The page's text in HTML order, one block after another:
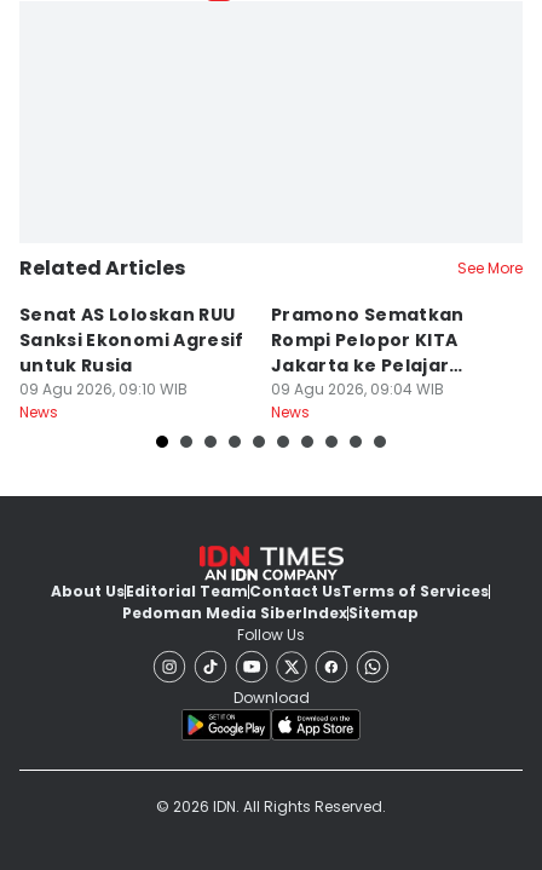
Related Articles See More
Senat AS Loloskan RUU
Sanksi Ekonomi Agresif
untuk Rusia
09 Agu 2026, 09:10 WIB
News
Pramono Sematkan
Rompi Pelopor KITA
Jakarta ke Pelajar
hingga Ojol
09 Agu 2026, 09:04 WIB
News
About UsEditorial TeamContact UsTerms of Services
Pedoman Media SiberIndexSitemap
Follow Us
Download
© 2026 IDN. All Rights Reserved.